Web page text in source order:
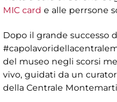
MIC card e alle perrsone
Dopo il grande successo
del museo negli scorsi
vivo, guidati da un
della Centrale